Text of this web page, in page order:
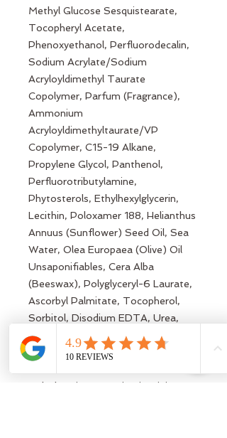
Methyl Glucose Sesquistearate,
Tocopheryl Acetate,
Phenoxyethanol, Perfluorodecalin,
Sodium Acrylate/Sodium
Acryloyldimethyl Taurate
Copolymer, Parfum (Fragrance),
Ammonium
Acryloyldimethyltaurate/VP
Copolymer, C15-19 Alkane,
Propylene Glycol, Panthenol,
Perfluorotributylamine,
Phytosterols, Ethylhexylglycerin,
Lecithin, Poloxamer 188, Helianthus
Annuus (Sunflower) Seed Oil, Sea
Water, Olea Europaea (Olive) Oil
Unsaponifiables, Cera Alba
(Beeswax), Polyglyceryl-6 Laurate,
Ascorbyl Palmitate, Tocopherol,
Sorbitol, Disodium EDTA, Urea,
Glycyrrhetinic Acid, Allantoin,
Pseudoalteromonas Ferment
Polyglycerin-6, Laminaria Digitata